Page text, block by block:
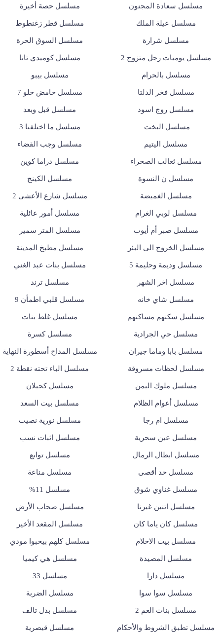
مسلسل سعادة المجنون مسلسل حصة أخيرة
مسلسل عيلة الملك مسلسل قطر زغنطوط
مسلسل شرارة مسلسل السوق الحرة
مسلسل يوميات رجل متزوج 2 مسلسل كوميدي تانا
مسلسل بالحرام مسلسل بيبو
مسلسل فخر الدلتا مسلسل حامض حلو 7
مسلسل روج اسود مسلسل قبل وبعد
مسلسل البخت مسلسل ما اختلفنا 3
مسلسل اليتيم مسلسل وجب القضاء
مسلسل ثعالب الصحراء مسلسل دراما كوين
مسلسل ن النسوة مسلسل الكينج
مسلسل الغميضة مسلسل شارع الأعشى 2
مسلسل لوبي الغرام مسلسل أمور عائلية
مسلسل صبر أم أيوب مسلسل المتر سمير
مسلسل الخروج الى البئر مسلسل مطبخ المدينة
مسلسل وديمة وحليمة 5 مسلسل بنات عبد الغني
مسلسل اخر الشهر مسلسل ترند
مسلسل شاي خانه مسلسل قلبي اطمأن 9
مسلسل سكنهم مساكنهم مسلسل غلط بنات
مسلسل حي الجرادية مسلسل كسرة
مسلسل بابا وماما جيران مسلسل المداح أسطورة النهاية
مسلسل لحظات مسروقة مسلسل الباء تحته نقطة 2
مسلسل ملوك اليمن مسلسل كحيلان
مسلسل أعوام الظلام مسلسل بيت السعد
مسلسل ام رجا مسلسل نورية نصيب
مسلسل عين سحرية مسلسل اثبات نسب
مسلسل ابطال الرمال مسلسل توابع
مسلسل حد أقصى مسلسل مناعة
مسلسل غناوي شوق مسلسل 11%
مسلسل اتنين غيرنا مسلسل صحاب الأرض
مسلسل كان ياما كان مسلسل المقعد الأخير
مسلسل بيت الاحلام مسلسل كلهم بيحبوا مودي
مسلسل المصيدة مسلسل هي كيميا
مسلسل دارا مسلسل 33
مسلسل سوا سوا مسلسل الضربة
مسلسل بنات العم 2 مسلسل بدل تالف
مسلسل تطبق الشروط والأحكام مسلسل قيصرية